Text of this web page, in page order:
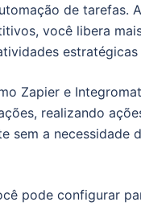
de tarefas.
você libera
Zapier e
realizando
sem a necessidade
pode configurar